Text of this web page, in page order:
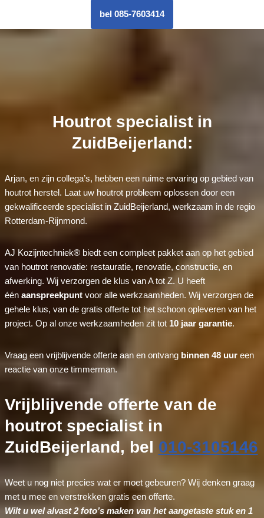
bel 085-7603414
Houtrot specialist in
ZuidBeijerland:
Arjan, en zijn collega’s, hebben een ruime ervaring op gebied van
houtrot herstel. Laat uw houtrot probleem oplossen door een
gekwalificeerde specialist in ZuidBeijerland, werkzaam in de regio
Rotterdam-Rijnmond.
AJ Kozijntechniek® biedt een compleet pakket aan op het gebied
van houtrot renovatie: restauratie, renovatie, constructie, en
afwerking. Wij verzorgen de klus van A tot Z. U heeft
één aanspreekpuntvoor alle werkzaamheden. Wij verzorgen de
gehele klus, van de gratis offerte tot het schoon opleveren van het
project. Op al onze werkzaamheden zit tot 10 jaar garantie.
Vraag een vrijblijvende offerte aan en ontvang binnen 48 uureen
reactie van onze timmerman.
Vrijblijvende offerte van de
houtrot specialist in
ZuidBeijerland, bel 010-3105146
Weet u nog niet precies wat er moet gebeuren? Wij denken graag
met u mee en verstrekken gratis een offerte.
Wilt u wel alvast 2 foto’s maken van het aangetaste stuk en 1